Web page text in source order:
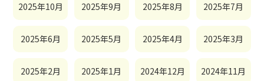
2025年10月 2025年9月 2025年8月 2025年7月
2025年6月 2025年5月 2025年4月 2025年3月
2025年2月 2025年1月 2024年12月 2024年11月